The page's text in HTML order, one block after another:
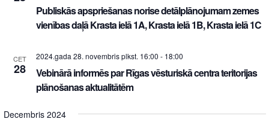
Publiskās apspriešanas norise detālplānojumam zemes
vienības daļā Krasta ielā 1A, Krasta ielā 1B, Krasta ielā 1C
CET
28
2024.gada 28. novembris plkst. 16:00 - 18:00
Vebinārā informēs par Rīgas vēsturiskā centra teritorijas
plānošanas aktualitātēm
Decembris 2024